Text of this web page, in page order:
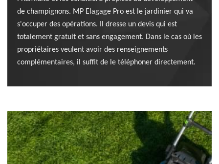
de champignons. MP Elagage Pro est le jardinier qui va
s'occuper des opérations. Il dresse un devis qui est
totalement gratuit et sans engagement. Dans le cas où les
propriétaires veulent avoir des renseignements
complémentaires, il suffit de le téléphoner directement.